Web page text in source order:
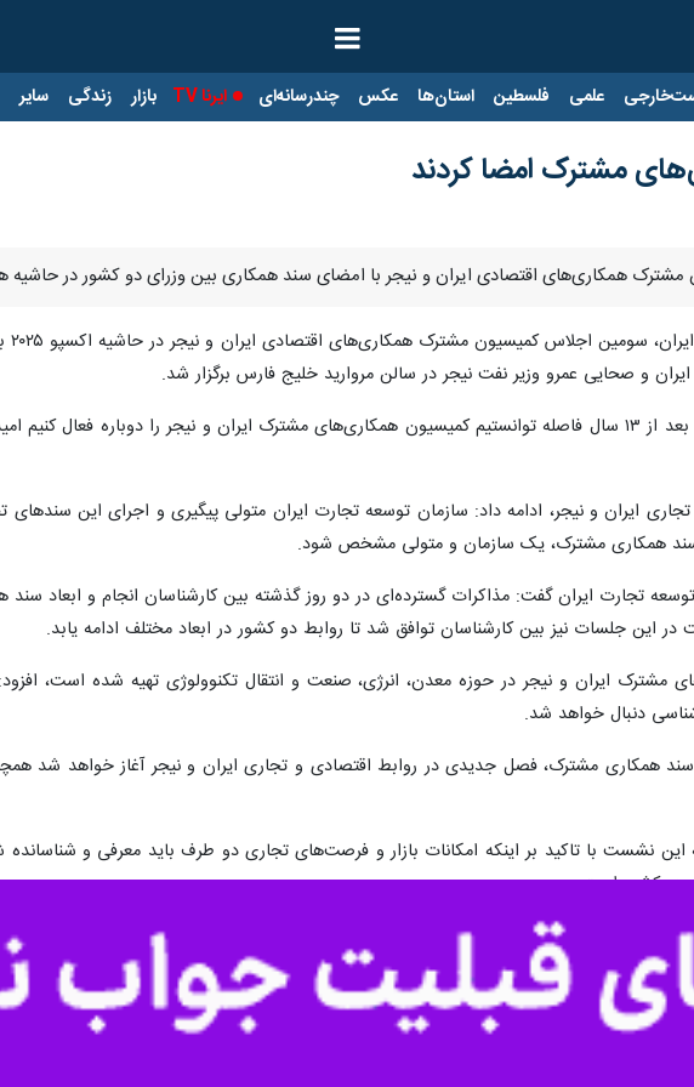
علمی فلسطین استان‌ها عکس چندرسانه‌ای ایرنا TV بازار زندگی سایر
مشترک امضا کردند